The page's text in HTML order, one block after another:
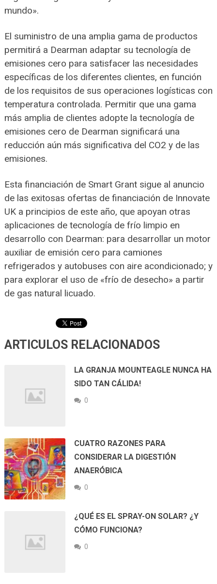
mundo».
El suministro de una amplia gama de productos
permitirá a Dearman adaptar su tecnología de
emisiones cero para satisfacer las necesidades
específicas de los diferentes clientes, en función
de los requisitos de sus operaciones logísticas con
temperatura controlada. Permitir que una gama
más amplia de clientes adopte la tecnología de
emisiones cero de Dearman significará una
reducción aún más significativa del CO2 y de las
emisiones.
Esta financiación de Smart Grant sigue al anuncio
de las exitosas ofertas de financiación de Innovate
UK a principios de este año, que apoyan otras
aplicaciones de tecnología de frío limpio en
desarrollo con Dearman: para desarrollar un motor
auxiliar de emisión cero para camiones
refrigerados y autobuses con aire acondicionado; y
para explorar el uso de «frío de desecho» a partir
de gas natural licuado.
ARTICULOS RELACIONADOS
LA GRANJA MOUNTEAGLE NUNCA HA
SIDO TAN CÁLIDA!
0
CUATRO RAZONES PARA
CONSIDERAR LA DIGESTIÓN
ANAERÓBICA
0
¿QUÉ ES EL SPRAY-ON SOLAR? ¿Y
CÓMO FUNCIONA?
0